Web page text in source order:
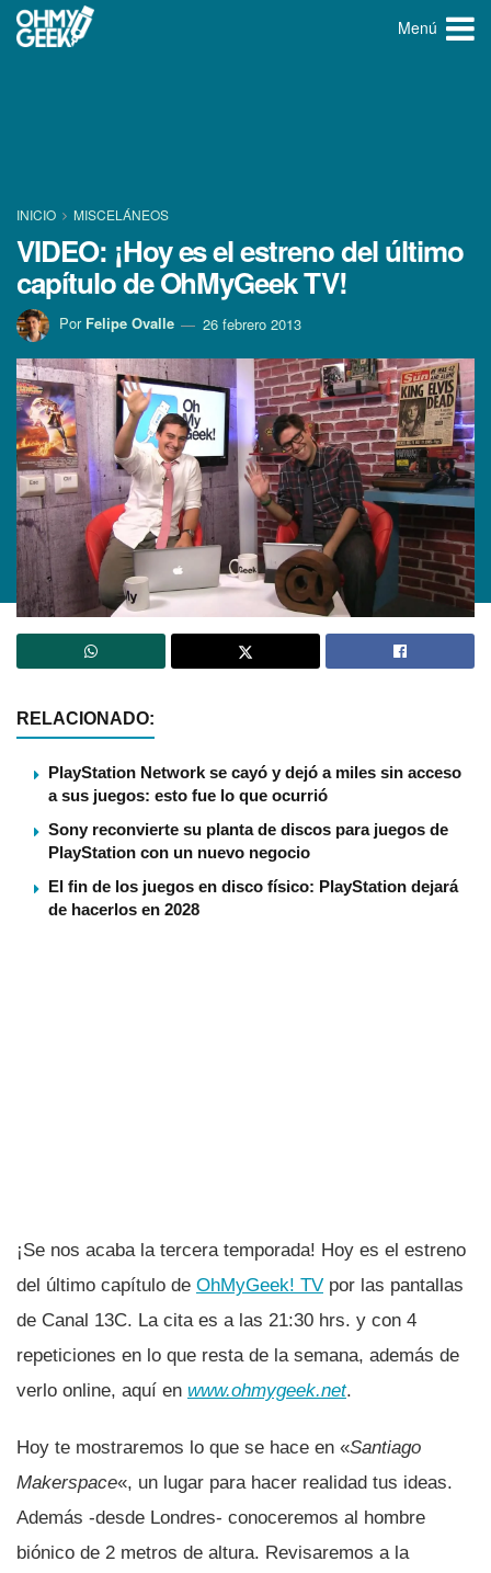
Menú
INICIO MISCELÁNEOS
VIDEO: ¡Hoy es el estreno del último
capí­tulo de OhMyGeek TV!
Por Felipe Ovalle 26 febrero 2013
RELACIONADO:
PlayStation Network se cayó y dejó a miles sin acceso
a sus juegos: esto fue lo que ocurrió
Sony reconvierte su planta de discos para juegos de
PlayStation con un nuevo negocio
El fin de los juegos en disco físico: PlayStation dejará
de hacerlos en 2028
¡Se nos acaba la tercera temporada! Hoy es el estreno
del último capí­tulo de OhMyGeek! TV por las pantallas
de Canal 13C. La cita es a las 21:30 hrs. y con 4
repeticiones en lo que resta de la semana, además de
verlo online, aquí­ en www.ohmygeek.net.
Hoy te mostraremos lo que se hace en «Santiago
Makerspace«, un lugar para hacer realidad tus ideas.
Además -desde Londres- conoceremos al hombre
biónico de 2 metros de altura. Revisaremos a la